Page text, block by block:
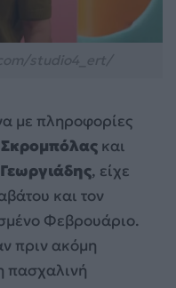
με πληροφορίες
και
, είχε
και τον
Φεβρουάριο.
πριν ακόμη
πασχαλινή